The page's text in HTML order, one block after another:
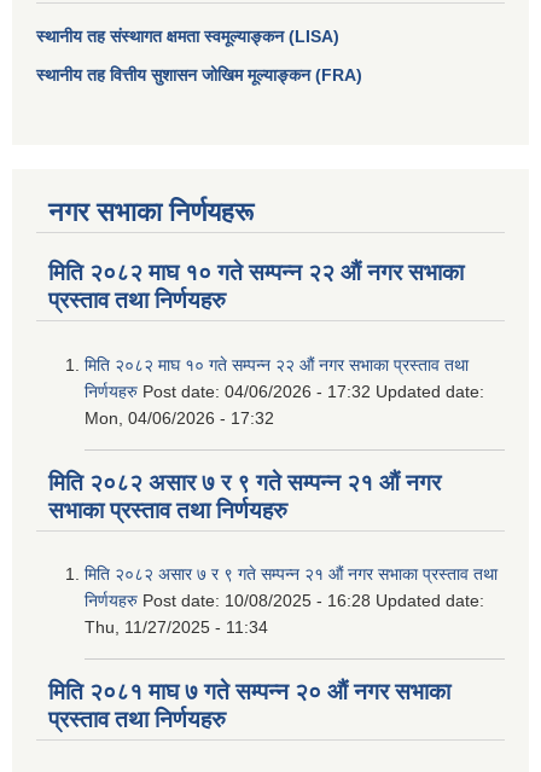
स्थानीय तह संस्थागत क्षमता स्वमूल्याङ्कन (LISA)
स्थानीय तह वित्तीय सुशासन जोखिम मूल्याङ्कन (FRA)
नगर सभाका निर्णयहरू
मिति २०८२ माघ १० गते सम्पन्न २२ औं नगर सभाका
प्रस्ताव तथा निर्णयहरु
मिति २०८२ माघ १० गते सम्पन्न २२ औं नगर सभाका प्रस्ताव तथा
निर्णयहरु Post date: 04/06/2026 - 17:32 Updated date:
Mon, 04/06/2026 - 17:32
मिति २०८२ असार ७ र ९ गते सम्पन्न २१ औं नगर
सभाका प्रस्ताव तथा निर्णयहरु
मिति २०८२ असार ७ र ९ गते सम्पन्न २१ औं नगर सभाका प्रस्ताव तथा
निर्णयहरु Post date: 10/08/2025 - 16:28 Updated date:
Thu, 11/27/2025 - 11:34
मिति २०८१ माघ ७ गते सम्पन्न २० औं नगर सभाका
प्रस्ताव तथा निर्णयहरु